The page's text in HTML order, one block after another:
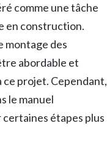
comme une tâche
en construction.
montage des
abordable et
ce projet. Cependant,
le manuel
certaines étapes plus